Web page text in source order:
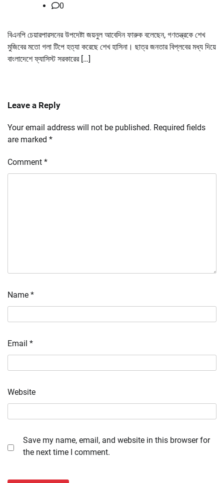
0
বিএনপি চেয়ারপারসনের উপদেষ্টা জয়নুল আবেদিন ফারুক বলেছেন, গণতন্ত্রকে শেখ
মুজিবের মতো গলা টিপে হত্যা করেছে শেখ হাসিনা। ছাত্র জনতার বিপ্লবের মধ্য দিয়ে
বাংলাদেশে ফ্যাসিস্ট সরকারের […]
Leave a Reply
Your email address will not be published. Required fields
are marked *
Comment *
Name *
Email *
Website
Save my name, email, and website in this browser for
the next time I comment.